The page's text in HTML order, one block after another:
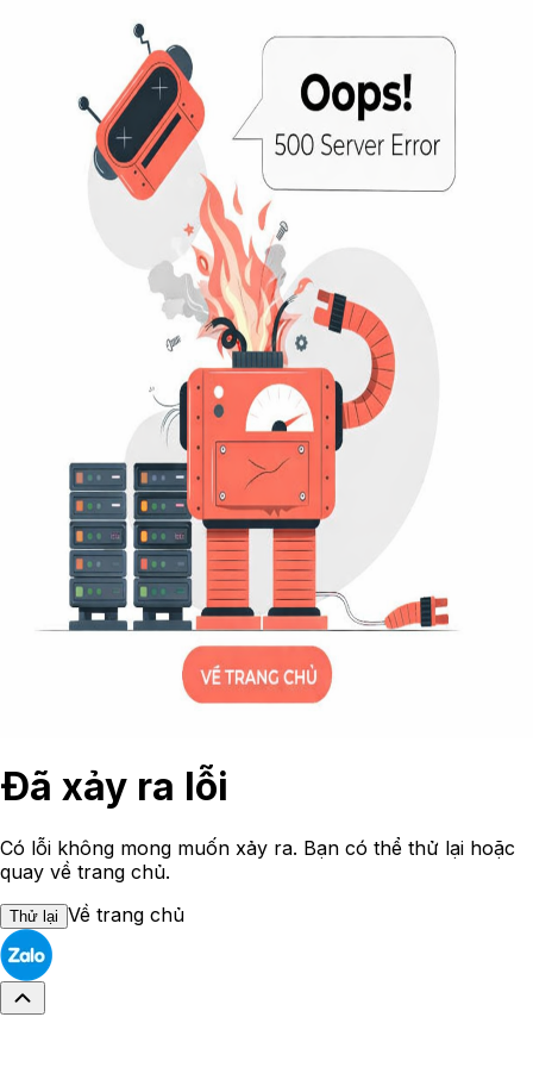
Đã xảy ra lỗi
Có lỗi không mong muốn xảy ra. Bạn có thể thử lại hoặc
quay về trang chủ.
Thử lại Về trang chủ